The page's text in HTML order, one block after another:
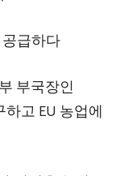
급하다
부국장인
고 EU 농업에